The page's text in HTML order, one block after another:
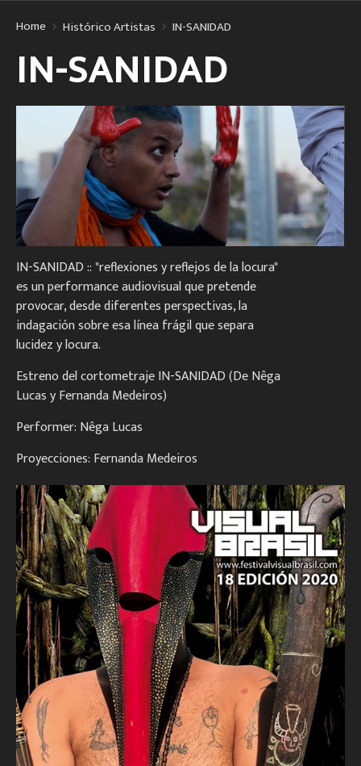
Home Histórico Artistas IN-SANIDAD
IN-SANIDAD
IN-SANIDAD :: "reflexiones y reflejos de la locura"
es un performance audiovisual que pretende
provocar, desde diferentes perspectivas, la
indagación sobre esa línea frágil que separa
lucidez y locura.
Estreno del cortometraje IN-SANIDAD (De Nêga
Lucas y Fernanda Medeiros)
Performer: Nêga Lucas
Proyecciones: Fernanda Medeiros